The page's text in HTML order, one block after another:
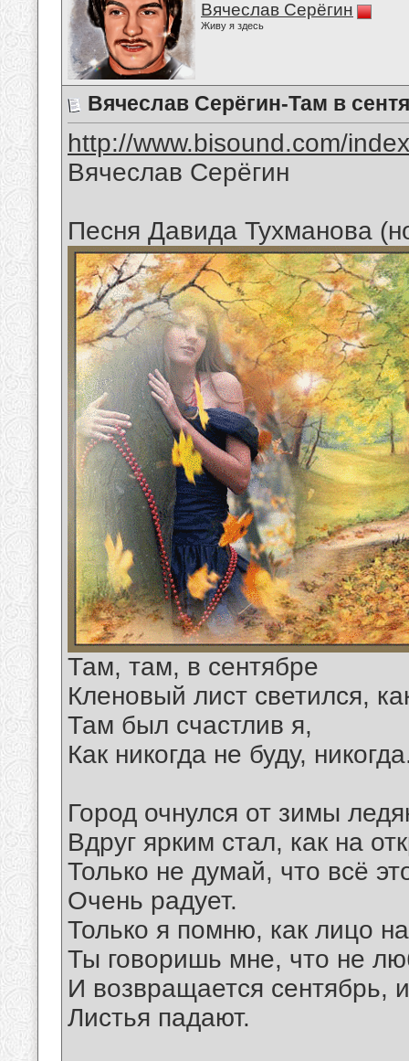
Вячеслав Серёгин
Живу я здесь
Вячеслав Серёгин-Там в
http://www.bisound.com/
Вячеслав Серёгин
Песня Давида Тухманова
Там, там, в сентябре
Кленовый лист светился,
Там был счастлив я,
Как никогда не буду,
Город очнулся от зимы
Вдруг ярким стал, как на
Только не думай, что всё
Очень радует.
Только я помню, как лицо
Ты говоришь мне, что не
И возвращается сентябрь,
Листья падают.